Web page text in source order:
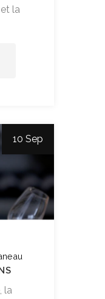
la
10 Sep
la